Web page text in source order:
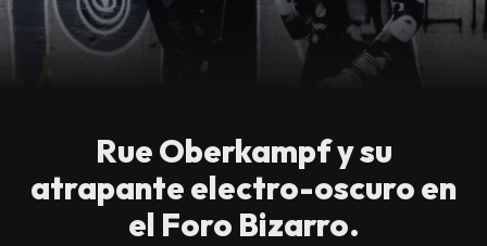
Rue Oberkampf y su
atrapante electro-oscuro en
el Foro Bizarro.